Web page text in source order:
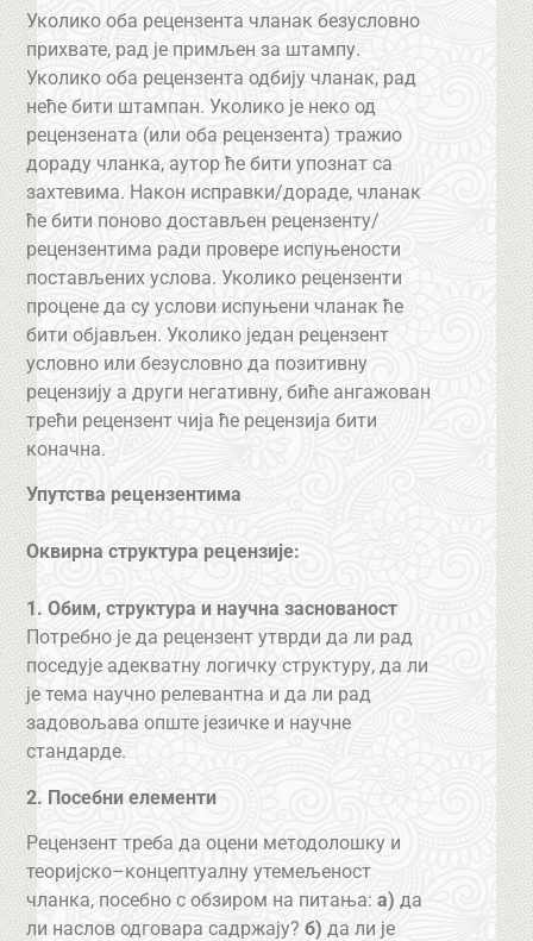
Уколико оба рецензента чланак безусловно
прихвате, рад је примљен за штампу.
Уколико оба рецензента одбију чланак, рад
неће бити штампан. Уколико је неко од
рецензената (или оба рецензента) тражио
дораду чланка, аутор ће бити упознат са
захтевима. Након исправки/дораде, чланак
ће бити поново достављен рецензенту/
рецензентима ради провере испуњености
постављених услова. Уколико рецензенти
процене да су услови испуњени чланак ће
бити објављен. Уколико један рецензент
условно или безусловно да позитивну
рецензију а други негативну, биће ангажован
трећи рецензент чија ће рецензија бити
коначна.
Упутства рецензентима
Оквирна структура рецензије:
1. Обим, структура и научна заснованост
Потребно је да рецензент утврди да ли рад
поседује адекватну логичку структуру, да ли
је тема научно релевантна и да ли рад
задовољава опште језичке и научне
стандарде.
2. Посебни елементи
Рецензент треба да оцени методолошку и
теоријско–концептуалну утемељеност
чланка, посебно с обзиром на питања:а) да
ли наслов одговара садржају?б) да ли је